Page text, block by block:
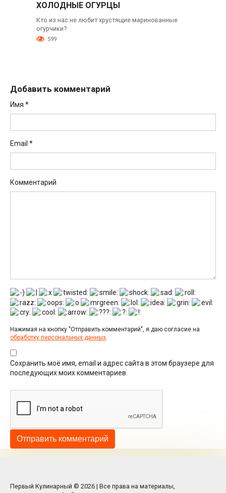
ХОЛОДНЫЕ ОГУРЦЫ
Кто из нас не любит хрустящие маринованные
огурчики?
599
Добавить комментарий
Имя *
Email *
Комментарий
Нажимая на кнопку "Отправить комментарий", я даю согласие на
обработку персональных данных.
Сохранить моё имя, email и адрес сайта в этом браузере для
последующих моих комментариев.
Первый Кулинарный © 2026 | Все права на материалы,